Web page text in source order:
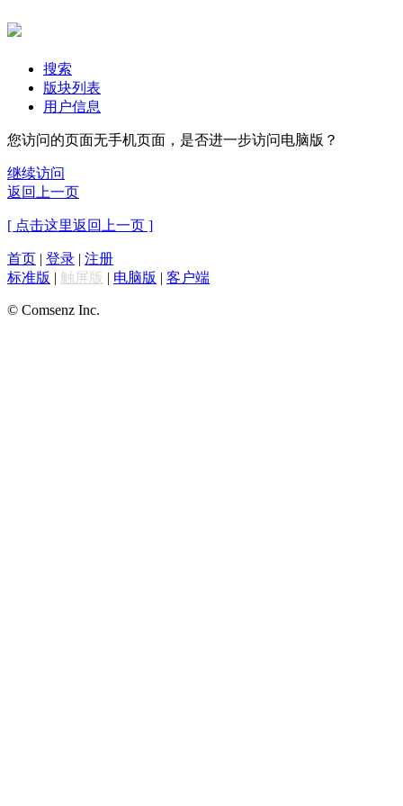
搜索
版块列表
用户信息
您访问的页面无手机页面，是否进一步访问电脑版？
继续访问
返回上一页
[ 点击这里返回上一页 ]
首页 | 登录 | 注册
标准版 | 触屏版 | 电脑版 | 客户端
© Comsenz Inc.